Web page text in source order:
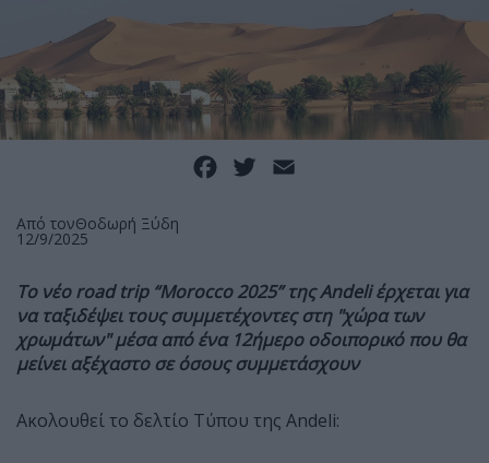
Facebook
Twitter
Από τονΘοδωρή Ξύδη
12/9/2025
Τo νέο road trip “Morocco 2025” της Andeli έρχεται για
να ταξιδέψει τους συμμετέχοντες στη "χώρα των
χρωμάτων" μέσα από ένα 12ήμερο οδοιπορικό που θα
μείνει αξέχαστο σε όσους συμμετάσχουν
Ακολουθεί το δελτίο Τύπου της Andeli: